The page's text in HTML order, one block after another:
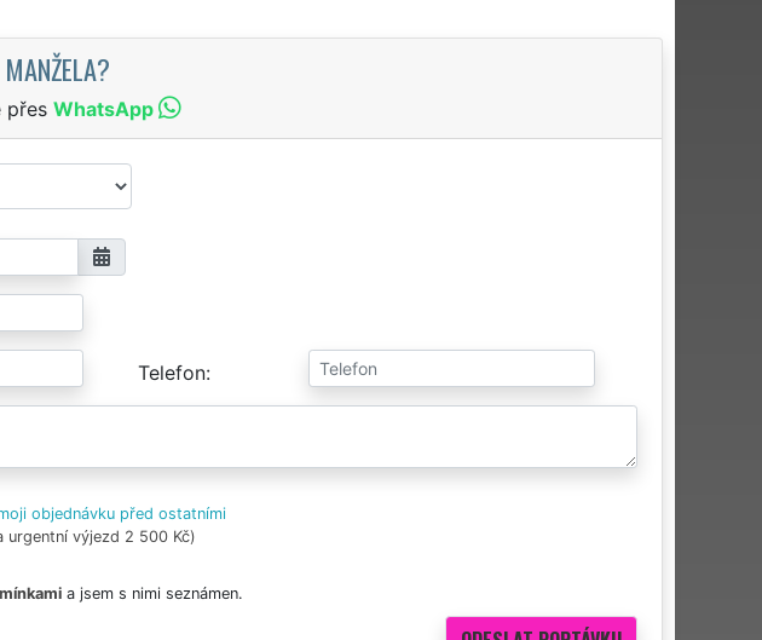
přes WhatsApp
Telefon
objednávku před ostatními
urgentní výjezd 2 500 Kč)
a jsem s nimi seznámen.